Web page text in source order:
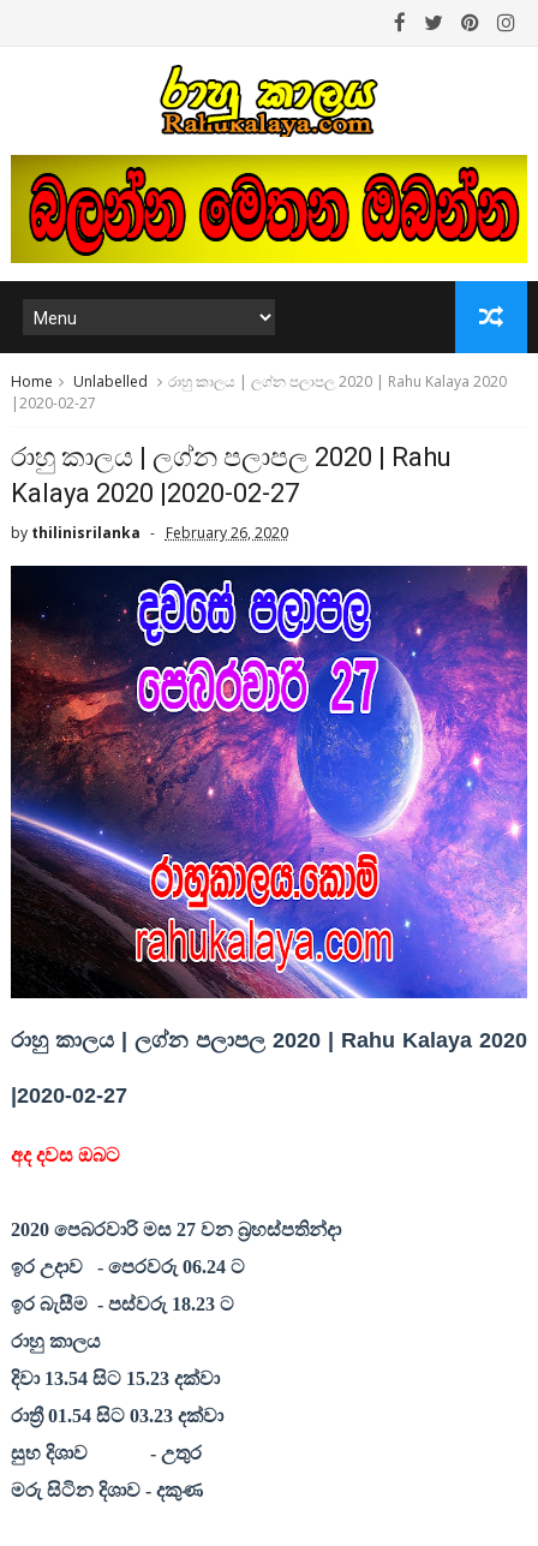
Home Unlabelled
රාහු කාලය | ලග්න පලාපල 2020 | Rahu Kalaya 2020
|2020-02-27
රාහු කාලය | ලග්න පලාපල 2020 | Rahu
Kalaya 2020 |2020-02-27
by thilinisrilanka February 26, 2020
රාහු කාලය | ලග්න පලාපල 2020 | Rahu Kalaya 2020
|2020-02-27
අද දවස ඔබට
2020පෙබරවාරි මස 27වන බ්‍රහස්පතින්දා
ඉර උදාව
- පෙරවරු 06.24ට
ඉර බැසීම - පස්වරු 18.23ට
රාහු කාලය
දිවා 13.54සිට 15.23දක්වා
රාත්‍රී 01.54සිට 03.23දක්වා
සුභ දිශාව
- උතුර
මරු සිටින දිශාව - දකුණ